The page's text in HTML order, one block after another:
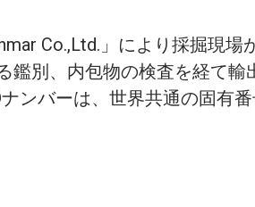
Co.,Ltd.」により採掘現
鑑別、内包物の検査を経て
ンバーは、世界共通の固有番